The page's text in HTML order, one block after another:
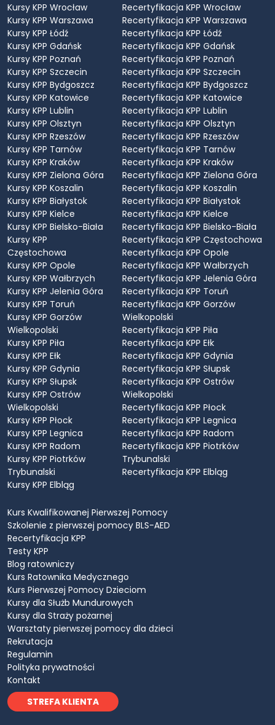
Kursy KPP Wrocław
Kursy KPP Warszawa
Kursy KPP Łódź
Kursy KPP Gdańsk
Kursy KPP Poznań
Kursy KPP Szczecin
Kursy KPP Bydgoszcz
Kursy KPP Katowice
Kursy KPP Lublin
Kursy KPP Olsztyn
Kursy KPP Rzeszów
Kursy KPP Tarnów
Kursy KPP Kraków
Kursy KPP Zielona Góra
Kursy KPP Koszalin
Kursy KPP Białystok
Kursy KPP Kielce
Kursy KPP Bielsko-Biała
Kursy KPP
Częstochowa
Kursy KPP Opole
Kursy KPP Wałbrzych
Kursy KPP Jelenia Góra
Kursy KPP Toruń
Kursy KPP Gorzów
Wielkopolski
Kursy KPP Piła
Kursy KPP Ełk
Kursy KPP Gdynia
Kursy KPP Słupsk
Kursy KPP Ostrów
Wielkopolski
Kursy KPP Płock
Kursy KPP Legnica
Kursy KPP Radom
Kursy KPP Piotrków
Trybunalski
Kursy KPP Elbląg
Recertyfikacja KPP Wrocław
Recertyfikacja KPP Warszawa
Recertyfikacja KPP Łódź
Recertyfikacja KPP Gdańsk
Recertyfikacja KPP Poznań
Recertyfikacja KPP Szczecin
Recertyfikacja KPP Bydgoszcz
Recertyfikacja KPP Katowice
Recertyfikacja KPP Lublin
Recertyfikacja KPP Olsztyn
Recertyfikacja KPP Rzeszów
Recertyfikacja KPP Tarnów
Recertyfikacja KPP Kraków
Recertyfikacja KPP Zielona Góra
Recertyfikacja KPP Koszalin
Recertyfikacja KPP Białystok
Recertyfikacja KPP Kielce
Recertyfikacja KPP Bielsko-Biała
Recertyfikacja KPP Częstochowa
Recertyfikacja KPP Opole
Recertyfikacja KPP Wałbrzych
Recertyfikacja KPP Jelenia Góra
Recertyfikacja KPP Toruń
Recertyfikacja KPP Gorzów
Wielkopolski
Recertyfikacja KPP Piła
Recertyfikacja KPP Ełk
Recertyfikacja KPP Gdynia
Recertyfikacja KPP Słupsk
Recertyfikacja KPP Ostrów
Wielkopolski
Recertyfikacja KPP Płock
Recertyfikacja KPP Legnica
Recertyfikacja KPP Radom
Recertyfikacja KPP Piotrków
Trybunalski
Recertyfikacja KPP Elbląg
Kurs Kwalifikowanej Pierwszej Pomocy
Szkolenie z pierwszej pomocy BLS-AED
Recertyfikacja KPP
Testy KPP
Blog ratowniczy
Kurs Ratownika Medycznego
Kurs Pierwszej Pomocy Dzieciom
Kursy dla Służb Mundurowych
Kursy dla Straży pożarnej
Warsztaty pierwszej pomocy dla dzieci
Rekrutacja
Regulamin
Polityka prywatności
Kontakt
STREFA KLIENTA